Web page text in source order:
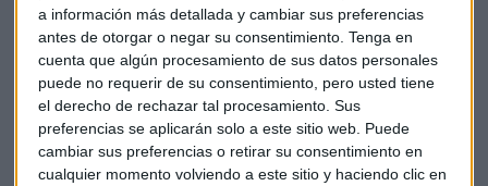
a información más detallada y cambiar sus preferencias
antes de otorgar o negar su consentimiento. Tenga en
cuenta que algún procesamiento de sus datos personales
puede no requerir de su consentimiento, pero usted tiene
el derecho de rechazar tal procesamiento. Sus
preferencias se aplicarán solo a este sitio web. Puede
cambiar sus preferencias o retirar su consentimiento en
cualquier momento volviendo a este sitio y haciendo clic en
contamos con el mejor equipo profesional,el más
competente y el más comprometido con la empresa”.
Jesús Nuño de la Rosa mantendrá las presidencias de
Viajes El Corte Inglés, Seguros El Corte Inglés,
Informática El Corte Inglés y Financiera El Corte Inglés,